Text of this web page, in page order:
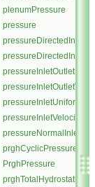
plenumPressure
pressure
pressureInletVelocity
prghCyclicPressure
PrghPressure